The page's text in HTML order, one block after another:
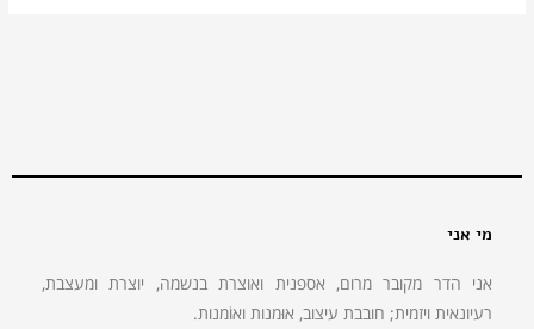
מי אני
אני הדר מקובר מרום, אספנית ואוצרת בנשמה, יוצרת ומעצבת,
רעיונאית ויזמית; חובבת עיצוב, אוּמנות ואוֹמנות.